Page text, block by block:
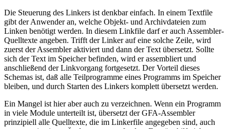
Die Steuerung des Linkers ist denkbar einfach. In einem Textfile
gibt der Anwender an, welche Objekt- und Archivdateien zum
Linken benötigt werden. In diesem Linkfile darf er auch Assembler-
Quelltexte angeben. Trifft der Linker auf eine solche Zeile, wird
zuerst der Assembler aktiviert und dann der Text übersetzt. Sollte
sich der Text im Speicher befinden, wird er assembliert und
anschließend der Linkvorgang fortgesetzt. Der Vorteil dieses
Schemas ist, daß alle Teilprogramme eines Programms im Speicher
bleiben, und durch Starten des Linkers komplett übersetzt werden.
Ein Mangel ist hier aber auch zu verzeichnen. Wenn ein Programm
in viele Module unterteilt ist, übersetzt der GFA-Assembler
prinzipiell alle Quelltexte, die im Linkerfile angegeben sind, auch